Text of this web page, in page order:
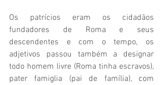
Os patrícios eram os cidadãos
fundadores de Roma e seus
descendentes e com o tempo, os
adjetivos passou também a designar
todo homem livre (Roma tinha escravos),
pater famiglia (pai de família), com